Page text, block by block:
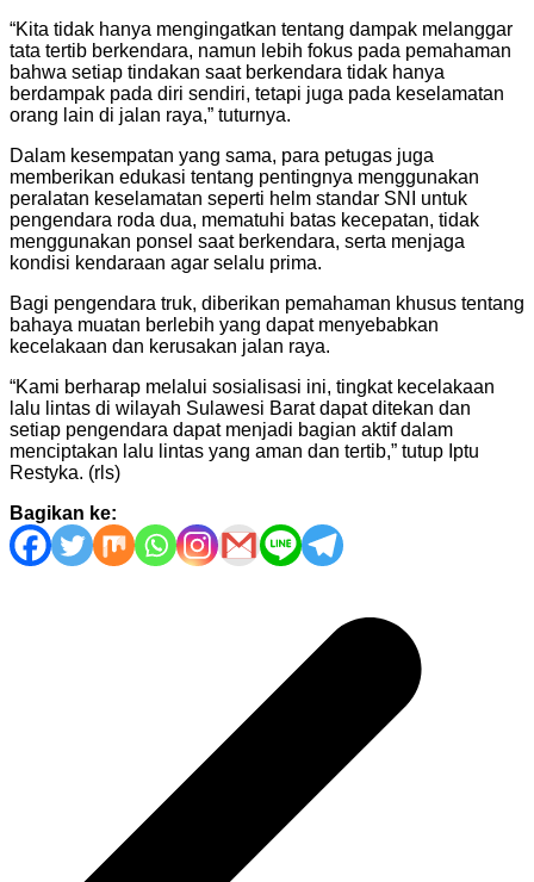
“Kita tidak hanya mengingatkan tentang dampak melanggar
tata tertib berkendara, namun lebih fokus pada pemahaman
bahwa setiap tindakan saat berkendara tidak hanya
berdampak pada diri sendiri, tetapi juga pada keselamatan
orang lain di jalan raya,” tuturnya.
Dalam kesempatan yang sama, para petugas juga
memberikan edukasi tentang pentingnya menggunakan
peralatan keselamatan seperti helm standar SNI untuk
pengendara roda dua, mematuhi batas kecepatan, tidak
menggunakan ponsel saat berkendara, serta menjaga
kondisi kendaraan agar selalu prima.
Bagi pengendara truk, diberikan pemahaman khusus tentang
bahaya muatan berlebih yang dapat menyebabkan
kecelakaan dan kerusakan jalan raya.
“Kami berharap melalui sosialisasi ini, tingkat kecelakaan
lalu lintas di wilayah Sulawesi Barat dapat ditekan dan
setiap pengendara dapat menjadi bagian aktif dalam
menciptakan lalu lintas yang aman dan tertib,” tutup Iptu
Restyka. (rls)
Bagikan ke: